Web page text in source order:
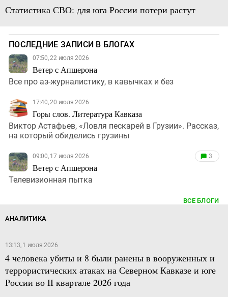
Статистика СВО: для юга России потери растут
ПОСЛЕДНИЕ ЗАПИСИ В БЛОГАХ
07:50, 22 июля 2026
Ветер с Апшерона
Все про аз-журналистику, в кавычках и без
17:40, 20 июля 2026
Горы слов. Литература Кавказа
Виктор Астафьев, «Ловля пескарей в Грузии». Рассказ,
на который обиделись грузины
09:00, 17 июля 2026
Ветер с Апшерона
3
Телевизионная пытка
ВСЕ БЛОГИ
АНАЛИТИКА
13:13, 1 июля 2026
4 человека убиты и 8 были ранены в вооруженных и
террористических атаках на Северном Кавказе и юге
России во II квартале 2026 года